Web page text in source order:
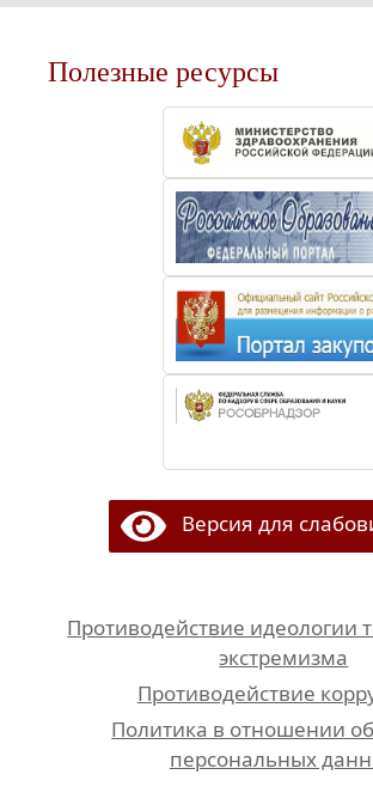
Полезные ресурсы
Версия для
Противодействие идеологии
экстремизма
Противодействие
Политика в отношении
персональных